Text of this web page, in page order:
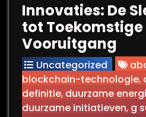
Innovaties: De
tot Toekomstige
Vooruitgang
Uncategorized
blockchain-technologie,
definitie, duurzame
duurzame initiatieven, g